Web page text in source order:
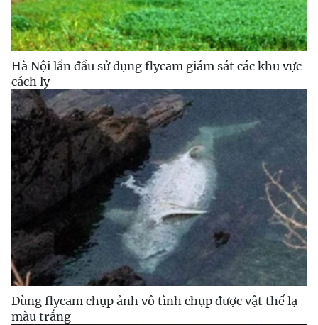
Hà Nội lần đầu sử dụng flycam giám sát các khu vực
cách ly
Dùng flycam chụp ảnh vô tình chụp được vật thể lạ
màu trắng